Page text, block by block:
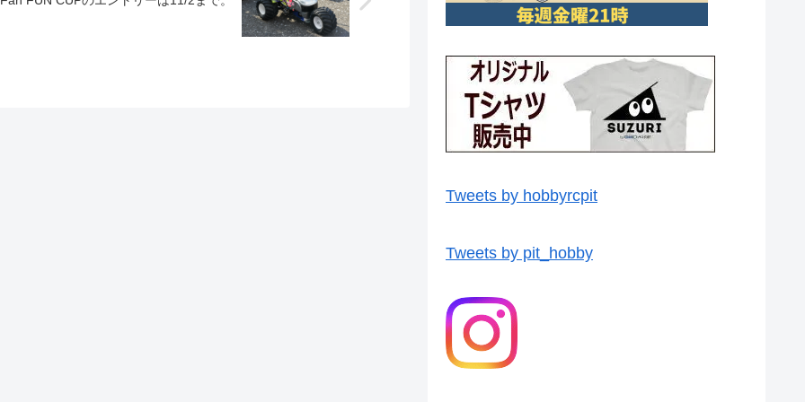
Tweets by hobbyrcpit
Tweets by pit_hobby